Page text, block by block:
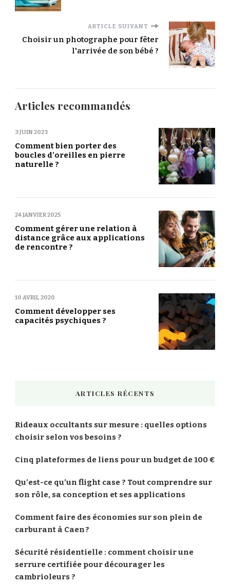
ARTICLE SUIVANT
Choisir un photographe pour fêter
l'arrivée de son bébé ?
Articles recommandés
3 JUIN 2023
Comment bien porter des
boucles d’oreilles en pierre
naturelle ?
24 JANVIER 2025
Comment gérer une relation à
distance grâce aux applications
de rencontre ?
10 AVRIL 2020
Comment développer ses
capacités psychiques ?
ARTICLES RÉCENTS
Rideaux occultants sur mesure : quelles options
choisir selon vos besoins ?
Cinq plateformes de liens pour un budget de 100 €
Qu’est-ce qu’un flight case ? Tout comprendre sur
son rôle, sa conception et ses applications
Comment faire des économies sur son plein de
carburant à Caen ?
Sécurité résidentielle : comment choisir une
serrure certifiée pour décourager les
cambrioleurs ?